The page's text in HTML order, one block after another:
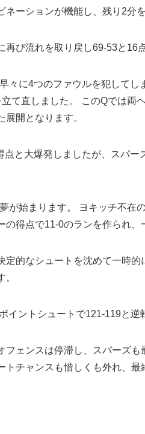
ネーションが機能し、残り2分
再び流れを取り戻し69-53と16
々に4つのファウルを犯して
て直しました。 このQでは両
展開となります。
点と大爆発しましたが、スパ
が始まります。 ヨキッチ不在
の得点で11-0のランを作られ、
定的なシュートを沈めて一時
イントシュートで121-119と逆
フェンスは停滞し、スパーズ
トチャンスも惜しくも外れ、